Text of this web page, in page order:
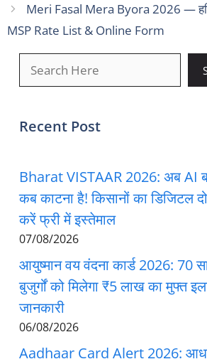
Meri Fasal Mera Byora 2026 —
MSP Rate List & Online Form
Recent Post
Bharat VISTAAR 2026: अब AI
कब काटना है! किसानों का डिजिटल
करें फ्री में इस्तेमाल
07/08/2026
आयुष्मान वय वंदना कार्ड 2026: 70
बुजुर्गों को मिलेगा ₹5 लाख का मुफ्त
जानकारी
06/08/2026
Aadhaar Card Alert 2026: